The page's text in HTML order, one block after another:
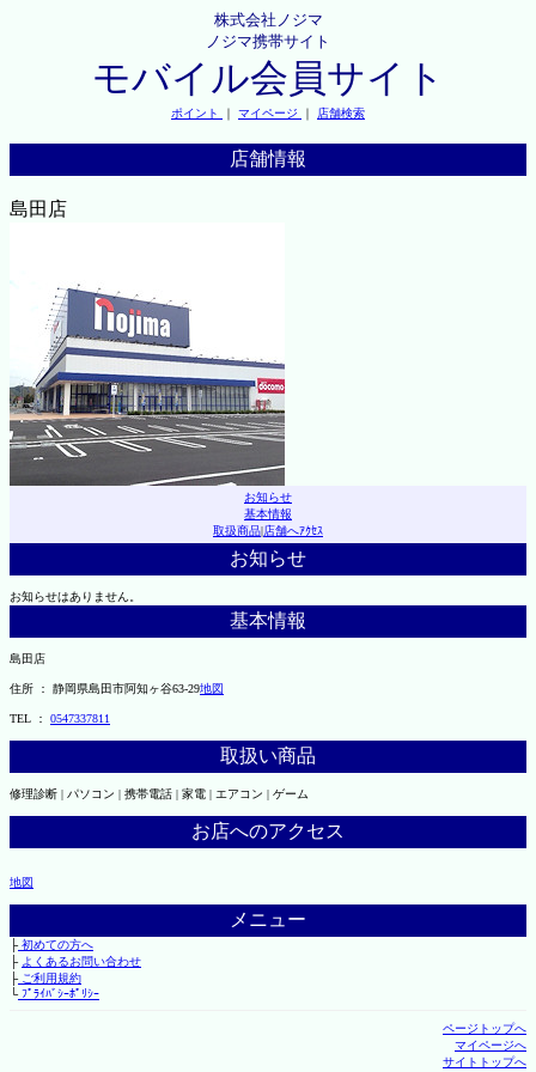
株式会社ノジマ
ノジマ携帯サイト
モバイル会員サイト
ポイント ｜ マイページ ｜ 店舗検索
店舗情報
島田店
お知らせ
基本情報
取扱商品|店舗へｱｸｾｽ
お知らせ
お知らせはありません。
基本情報
島田店
住所 ： 静岡県島田市阿知ヶ谷63-29地図
TEL ： 0547337811
取扱い商品
修理診断 | パソコン | 携帯電話 | 家電 | エアコン | ゲーム
お店へのアクセス
地図
メニュー
├初めての方へ
├ よくあるお問い合わせ
├ご利用規約
└ﾌﾟﾗｲﾊﾞｼｰﾎﾟﾘｼｰ
ページトップへ
マイページへ
サイトトップへ